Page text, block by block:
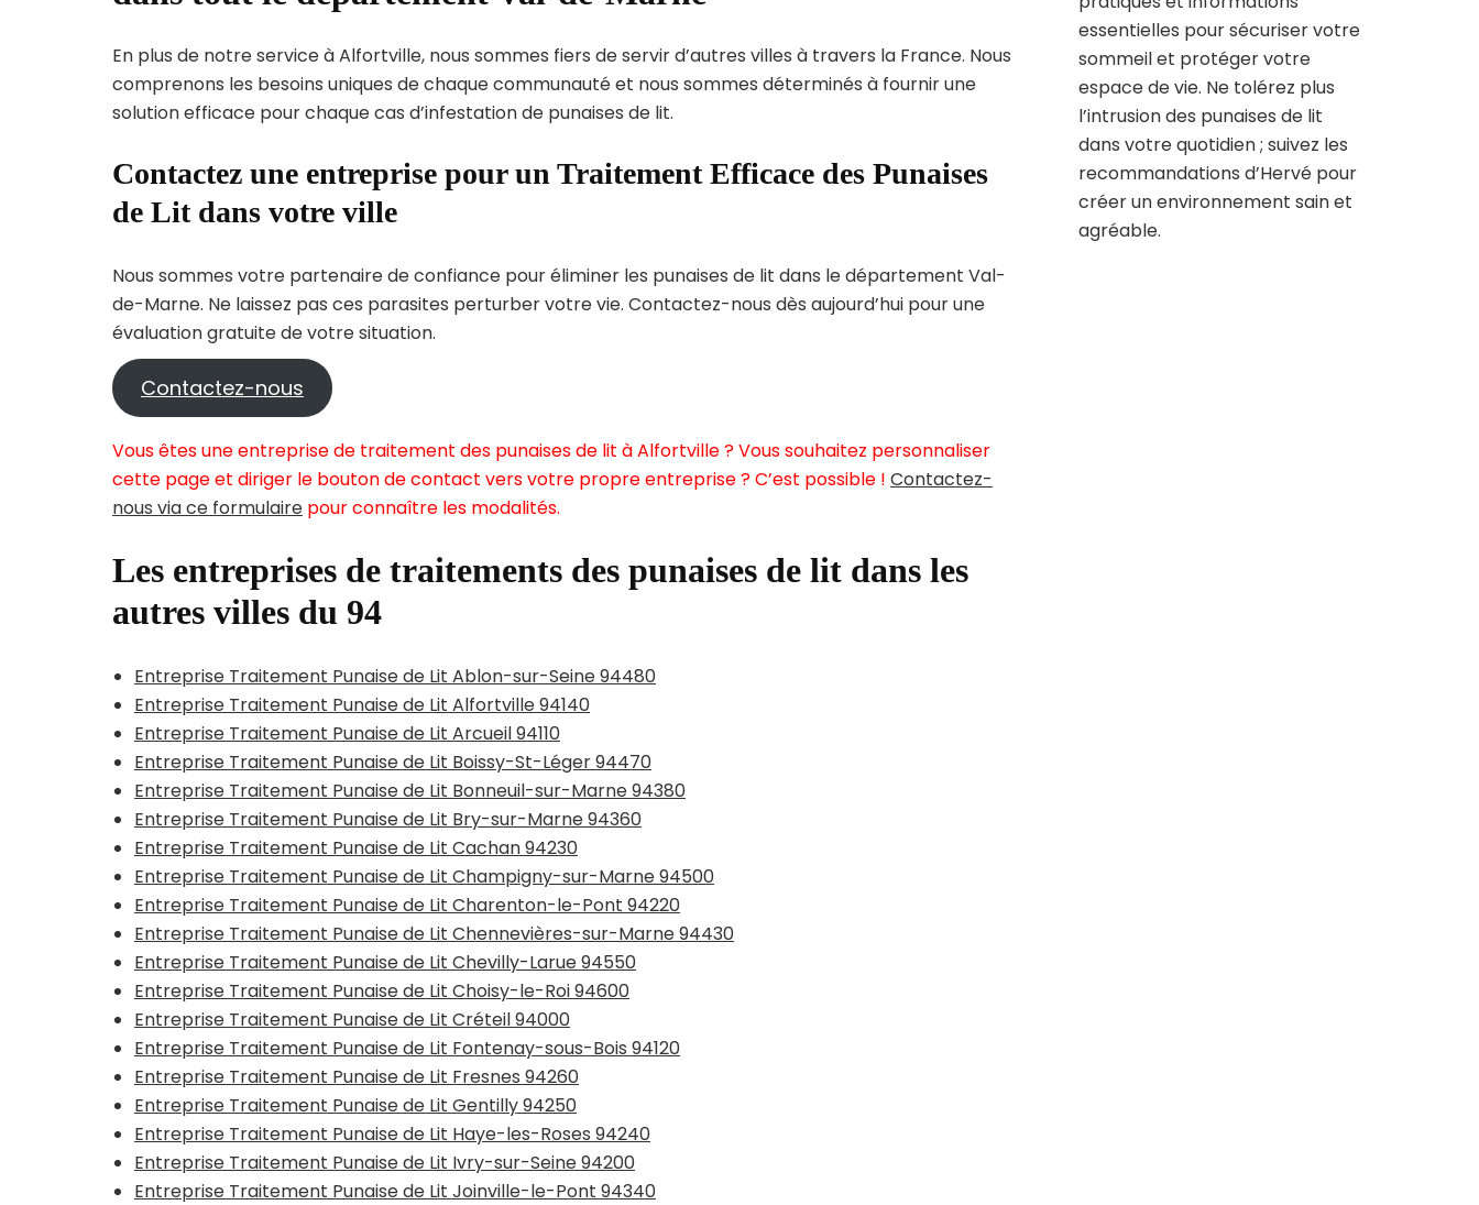
En plus de notre service à Alfortville, nous sommes fiers de servir d’autres villes à travers la France. Nous
comprenons les besoins uniques de chaque communauté et nous sommes déterminés à fournir une
solution efficace pour chaque cas d’infestation de punaises de lit.
Contactez une entreprise pour un Traitement Efficace des Punaises
de Lit dans votre ville
Nous sommes votre partenaire de confiance pour éliminer les punaises de lit dans le département Val-
de-Marne. Ne laissez pas ces parasites perturber votre vie. Contactez-nous dès aujourd’hui pour une
évaluation gratuite de votre situation.
Contactez-nous
Vous êtes une entreprise de traitement des punaises de lit à Alfortville ? Vous souhaitez personnaliser
cette page et diriger le bouton de contact vers votre propre entreprise ? C’est possible ! Contactez-
nous via ce formulaire pour connaître les modalités.
Les entreprises de traitements des punaises de lit dans les
autres villes du 94
Entreprise Traitement Punaise de Lit Ablon-sur-Seine 94480
Entreprise Traitement Punaise de Lit Alfortville 94140
Entreprise Traitement Punaise de Lit Arcueil 94110
Entreprise Traitement Punaise de Lit Boissy-St-Léger 94470
Entreprise Traitement Punaise de Lit Bonneuil-sur-Marne 94380
Entreprise Traitement Punaise de Lit Bry-sur-Marne 94360
Entreprise Traitement Punaise de Lit Cachan 94230
Entreprise Traitement Punaise de Lit Champigny-sur-Marne 94500
Entreprise Traitement Punaise de Lit Charenton-le-Pont 94220
Entreprise Traitement Punaise de Lit Chennevières-sur-Marne 94430
Entreprise Traitement Punaise de Lit Chevilly-Larue 94550
Entreprise Traitement Punaise de Lit Choisy-le-Roi 94600
Entreprise Traitement Punaise de Lit Créteil 94000
Entreprise Traitement Punaise de Lit Fontenay-sous-Bois 94120
Entreprise Traitement Punaise de Lit Fresnes 94260
Entreprise Traitement Punaise de Lit Gentilly 94250
Entreprise Traitement Punaise de Lit Haye-les-Roses 94240
Entreprise Traitement Punaise de Lit Ivry-sur-Seine 94200
Entreprise Traitement Punaise de Lit Joinville-le-Pont 94340
essentielles pour sécuriser votre
sommeil et protéger votre
espace de vie. Ne tolérez plus
l’intrusion des punaises de lit
dans votre quotidien ; suivez les
recommandations d’Hervé pour
créer un environnement sain et
agréable.